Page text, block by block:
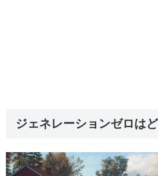
ジェネレーションゼロは